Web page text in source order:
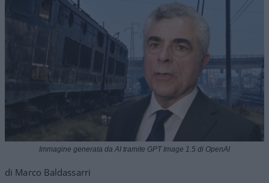
di Marco Baldassarri
Immagine generata da AI tramite GPT Image 1.5 di OpenAI